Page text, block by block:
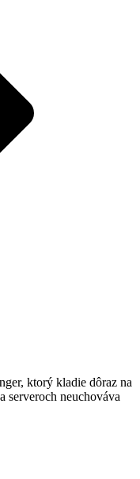
ktorý kladie dôraz na
serveroch neuchováva